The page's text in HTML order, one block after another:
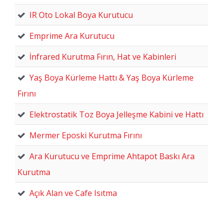
IR Oto Lokal Boya Kurutucu
Emprime Ara Kurutucu
İnfrared Kurutma Fırın, Hat ve Kabinleri
Yaş Boya Kürleme Hattı & Yaş Boya Kürleme
Fırını
Elektrostatik Toz Boya Jelleşme Kabini ve Hattı
Mermer Eposki Kurutma Fırını
Ara Kurutucu ve Emprime Ahtapot Baskı Ara
Kurutma
Açık Alan ve Cafe Isıtma